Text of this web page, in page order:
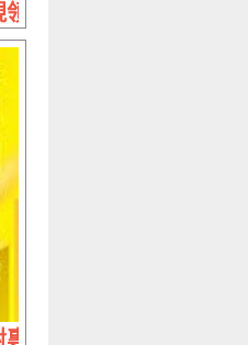
| 1-50萬內
專業解決您的人生困境